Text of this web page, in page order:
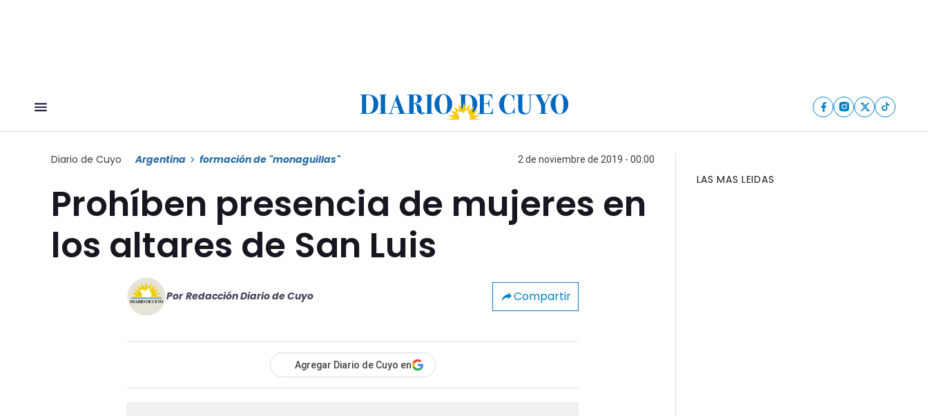
Diario de Cuyo Argentina formación de "monaguillas" 2 de noviembre de 2019 - 00:00
Prohíben presencia de mujeres en
los altares de San Luis
Por Redacción Diario de Cuyo Compartir
Agregar Diario de Cuyo en
LAS MAS LEIDAS